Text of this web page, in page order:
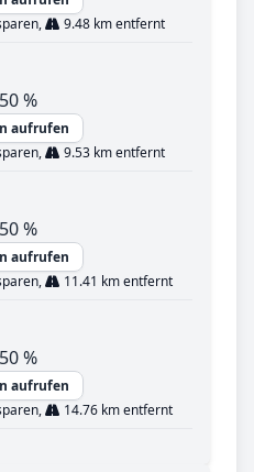
9.48 km entfernt
%
aufrufen
9.53 km entfernt
%
aufrufen
11.41 km entfernt
%
aufrufen
14.76 km entfernt